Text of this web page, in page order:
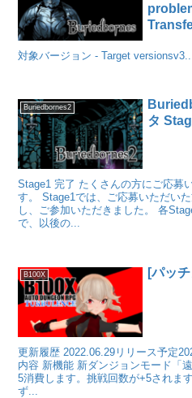
対象バージョン - Target
Buriedbornes2
タ
Stage1 完了 たくさんの方にご応募
す。 Stage1では、ご応募いただい
し、ご参加いただきました。 各
で、以後の...
B100X [パッ
更新履歴 2022.06.29リリース予定
内容 新機能 新ダンジョンモード「
5消費します。挑戦回数が+5されま
ず...